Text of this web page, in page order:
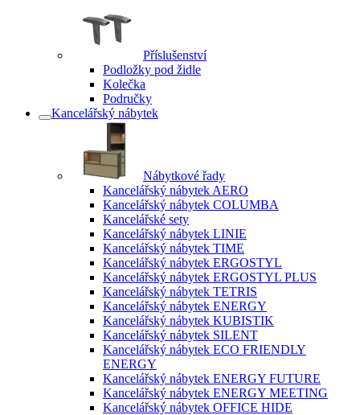
Příslušenství
Podložky pod židle
Kolečka
Područky
Kancelářský nábytek
Nábytkové řady
Kancelářský nábytek AERO
Kancelářský nábytek COLUMBA
Kancelářské sety
Kancelářský nábytek LINIE
Kancelářský nábytek TIME
Kancelářský nábytek ERGOSTYL
Kancelářský nábytek ERGOSTYL PLUS
Kancelářský nábytek TETRIS
Kancelářský nábytek ENERGY
Kancelářský nábytek KUBISTIK
Kancelářský nábytek SILENT
Kancelářský nábytek ECO FRIENDLY
ENERGY
Kancelářský nábytek ENERGY FUTURE
Kancelářský nábytek ENERGY MEETING
Kancelářský nábytek OFFICE HIDE